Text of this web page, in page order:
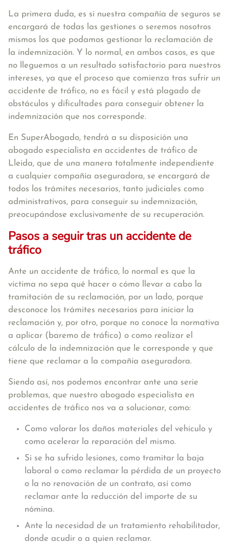
La primera duda, es si nuestra compañía de seguros se
encargará de todas las gestiones o seremos nosotros
mismos los que podamos gestionar la reclamación de
la indemnización. Y lo normal, en ambos casos, es que
no lleguemos a un resultado satisfactorio para nuestros
intereses, ya que el proceso que comienza tras sufrir un
accidente de tráfico, no es fácil y está plagado de
obstáculos y dificultades para conseguir obtener la
indemnización que nos corresponde.
En SuperAbogado, tendrá a su disposición una
abogado especialista en accidentes de tráfico de
Lleida, que de una manera totalmente independiente
a cualquier compañía aseguradora, se encargará de
todos los trámites necesarios, tanto judiciales como
administrativos, para conseguir su indemnización,
preocupándose exclusivamente de su recuperación.
Pasos a seguir tras un accidente de
tráfico
Ante un accidente de tráfico, lo normal es que la
víctima no sepa qué hacer o cómo llevar a cabo la
tramitación de su reclamación, por un lado, porque
desconoce los trámites necesarios para iniciar la
reclamación y, por otro, porque no conoce la normativa
a aplicar (baremo de tráfico) o como realizar el
cálculo de la indemnización que le corresponde y que
tiene que reclamar a la compañía aseguradora.
Siendo así, nos podemos encontrar ante una serie
problemas, que nuestro abogado especialista en
accidentes de tráfico nos va a solucionar, como:
Como valorar los daños materiales del vehículo y
como acelerar la reparación del mismo.
Si se ha sufrido lesiones, como tramitar la baja
laboral o como reclamar la pérdida de un proyecto
o la no renovación de un contrato, así como
reclamar ante la reducción del importe de su
nómina.
Ante la necesidad de un tratamiento rehabilitador,
donde acudir o a quien reclamar.